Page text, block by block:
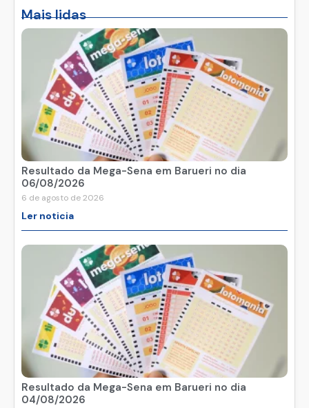
Mais lidas
Resultado da Mega-Sena em Barueri no dia
06/08/2026
6 de agosto de 2026
Ler noticia
Resultado da Mega-Sena em Barueri no dia
04/08/2026